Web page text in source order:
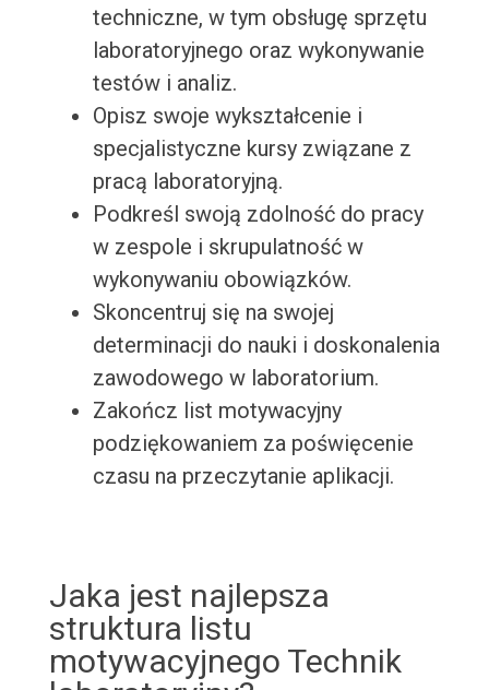
techniczne, w tym obsługę sprzętu
laboratoryjnego oraz wykonywanie
testów i analiz.
Opisz swoje wykształcenie i
specjalistyczne kursy związane z
pracą laboratoryjną.
Podkreśl swoją zdolność do pracy
w zespole i skrupulatność w
wykonywaniu obowiązków.
Skoncentruj się na swojej
determinacji do nauki i doskonalenia
zawodowego w laboratorium.
Zakończ list motywacyjny
podziękowaniem za poświęcenie
czasu na przeczytanie aplikacji.
Jaka jest najlepsza
struktura listu
motywacyjnego Technik